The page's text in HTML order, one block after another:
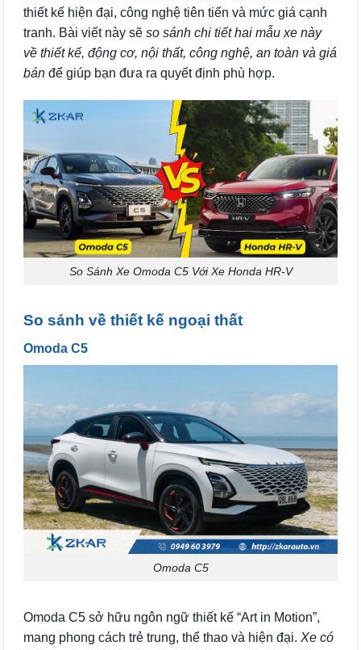
thiết kế hiện đại, công nghệ tiên tiến và mức giá cạnh
tranh. Bài viết này sẽ so sánh chi tiết hai mẫu xe này
về thiết kế, động cơ, nội thất, công nghệ, an toàn và giá
bán để giúp bạn đưa ra quyết định phù hợp.
So Sánh Xe Omoda C5 Với Xe Honda HR-V
So sánh về thiết kế ngoại thất
Omoda C5
Omoda C5
Omoda C5 sở hữu ngôn ngữ thiết kế “Art in Motion”,
mang phong cách trẻ trung, thể thao và hiện đại. Xe có